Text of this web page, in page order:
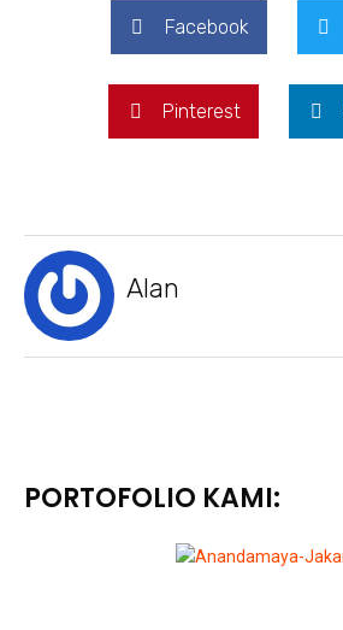
Facebook
Pinterest
Alan
PORTOFOLIO KAMI: